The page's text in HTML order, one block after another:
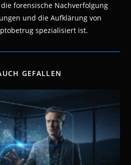
forensische Nachverfolgung
und die Aufklärung von
spezialisiert ist.
GEFALLEN